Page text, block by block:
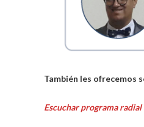
También les ofrecemos
Escuchar programa radial